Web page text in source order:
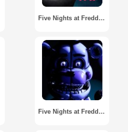
Five Nights at Freddy’s: HW
Five Nights at Freddy's: SL